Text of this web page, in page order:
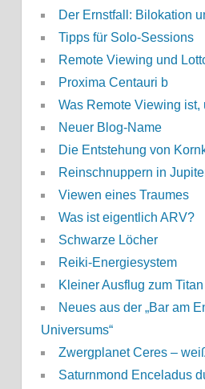
Der Ernstfall: Bilokation
Tipps für Solo-Sessions
Remote Viewing und
Proxima Centauri b
Was Remote Viewing ist,
Neuer Blog-Name
Die Entstehung von
Reinschnuppern in
Viewen eines Traumes
Was ist eigentlich ARV?
Schwarze Löcher
Reiki-Energiesystem
Kleiner Ausflug zum
Neues aus der „Bar am
Universums“
Zwergplanet Ceres –
Saturnmond Enceladus